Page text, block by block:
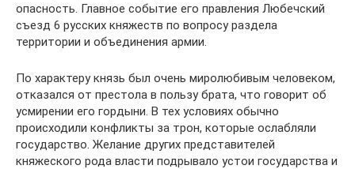
опасность. Главное событие его правления Любечский
съезд 6 русских княжеств по вопросу раздела
территории и объединения армии.
По характеру князь был очень миролюбивым человеком,
отказался от престола в пользу брата, что говорит об
усмирении его гордыни. В тех условиях обычно
происходили конфликты за трон, которые ослабляли
государство. Желание других представителей
княжеского рода власти подрывало устои государства и